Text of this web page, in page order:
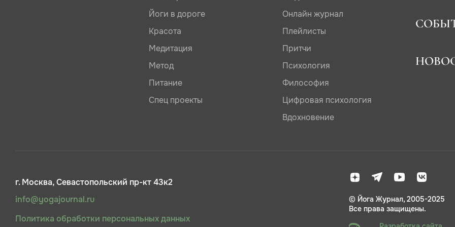
Йоги в дороге
Красота
Медитация
Метод
Питание
Спец проекты
Онлайн журнал
Плейлисты
Притчи
Психология
Философия
Цифровая психология
Вдохновение
г. Москва, Севастопольский пр-кт 43к2
info@yogajournal.ru
Политика обработки персональных данных
© Йога Журнал, 2005-2025
Все права защищены.